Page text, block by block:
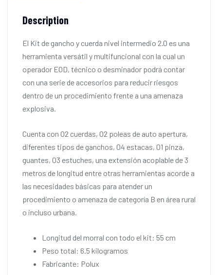
Description
El Kit de gancho y cuerda nivel intermedio 2.0 es una
herramienta versátil y multifuncional con la cual un
operador EOD, técnico o desminador podrá contar
con una serie de accesorios para reducir riesgos
dentro de un procedimiento frente a una amenaza
explosiva.
Cuenta con 02 cuerdas, 02 poleas de auto apertura,
diferentes tipos de ganchos, 04 estacas, 01 pinza,
guantes, 03 estuches, una extensión acoplable de 3
metros de longitud entre otras herramientas acorde a
las necesidades básicas para atender un
procedimiento o amenaza de categoría B en área rural
o incluso urbana.
Longitud del morral con todo el kit: 55 cm
Peso total: 6.5 kilogramos
Fabricante: Polux